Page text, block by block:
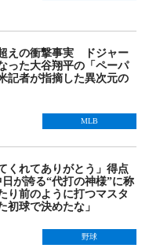
えの衝撃事実 ドジャー
った大谷翔平の「ペーパ
者が指摘した異次元の
MLB
くれてありがとう」得点
が誇る“代打の神様”に称
り前のように打つマスタ
初球で決めたな」
野球